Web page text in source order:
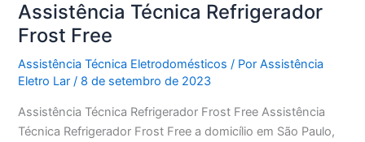
Assistência Técnica Refrigerador
Frost Free
Assistência Técnica Eletrodomésticos / PorAssistência
Eletro Lar/ 8 de setembro de 2023
Assistência Técnica Refrigerador Frost Free Assistência
Técnica Refrigerador Frost Free a domicílio em São Paulo,